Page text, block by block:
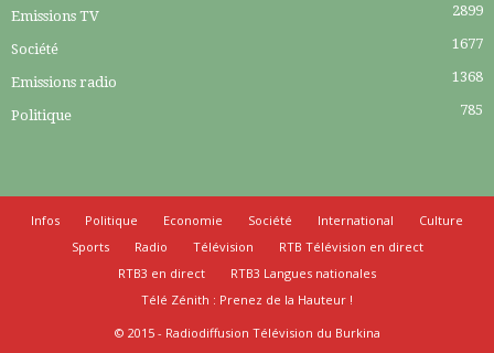
Emissions TV 2899
Société 1677
Emissions radio 1368
Politique 785
Infos Politique Economie Société International
Culture
Sports
Radio Télévision
RTB Télévision en direct
RTB3 en direct
RTB3 Langues nationales
Télé Zénith : Prenez de la Hauteur !
© 2015 - Radiodiffusion Télévision du Burkina